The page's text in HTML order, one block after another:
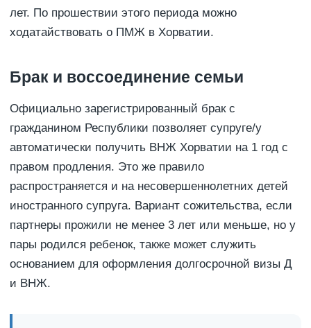
лет. По прошествии этого периода можно
ходатайствовать о ПМЖ в Хорватии.
Брак и воссоединение семьи
Официально зарегистрированный брак с
гражданином Республики позволяет супруге/у
автоматически получить ВНЖ Хорватии на 1 год с
правом продления. Это же правило
распространяется и на несовершеннолетних детей
иностранного супруга. Вариант сожительства, если
партнеры прожили не менее 3 лет или меньше, но у
пары родился ребенок, также может служить
основанием для оформления долгосрочной визы Д
и ВНЖ.